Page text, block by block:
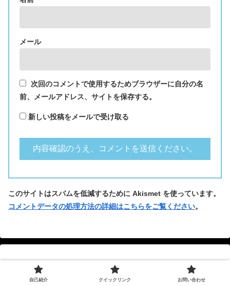
メール
次回のコメントで使用するためブラウザーに自分の名
前、メールアドレス、サイトを保存する。
新しい投稿をメールで受け取る
このサイトはスパムを低減するために Akismet を使っています。
コメントデータの処理方法の詳細はこちらをご覧ください。
自己紹介 クイックリンク お問い合わせ